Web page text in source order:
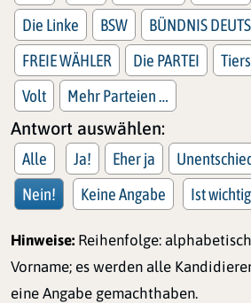
Die Linke
BSW
BÜNDNIS
FREIE WÄHLER
Die PARTEI
Volt
Mehr Parteien …
Antwort auswählen:
Alle Ja! Eher ja
Nein!
Keine Angabe Ist wichtig
Hinweise: Reihenfolge:
Vorname; es werden alle
eine Angabe gemachthaben.